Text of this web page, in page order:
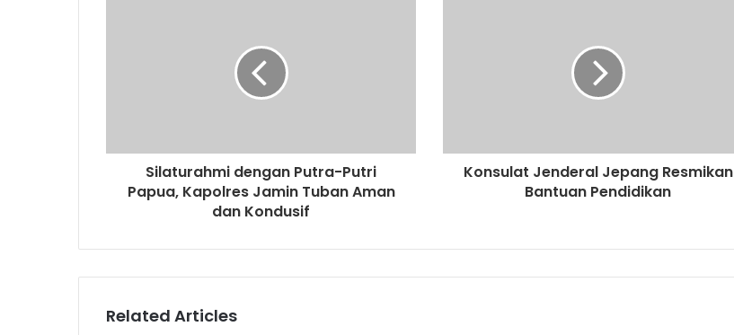
r
Silaturahmi dengan Putra-Putri
Papua, Kapolres Jamin Tuban Aman
dan Kondusif
Konsulat Jenderal Jepang Resmikan
Bantuan Pendidikan
Related Articles